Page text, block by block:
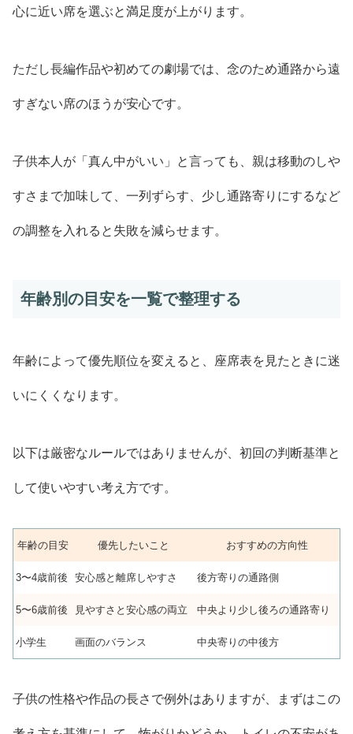
心に近い席を選ぶと満足度が上がります。
ただし長編作品や初めての劇場では、念のため通路から遠
すぎない席のほうが安心です。
子供本人が「真ん中がいい」と言っても、親は移動のしや
すさまで加味して、一列ずらす、少し通路寄りにするなど
の調整を入れると失敗を減らせます。
年齢別の目安を一覧で整理する
年齢によって優先順位を変えると、座席表を見たときに迷
いにくくなります。
以下は厳密なルールではありませんが、初回の判断基準と
して使いやすい考え方です。
年齢の目安 優先したいこと おすすめの方向性
3〜4歳前後 安心感と離席しやすさ 後方寄りの通路側
5〜6歳前後 見やすさと安心感の両立 中央より少し後ろの通路寄り
小学生 画面のバランス 中央寄りの中後方
子供の性格や作品の長さで例外はありますが、まずはこの